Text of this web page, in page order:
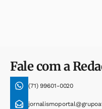
Fale com a
(71) 99601-0020